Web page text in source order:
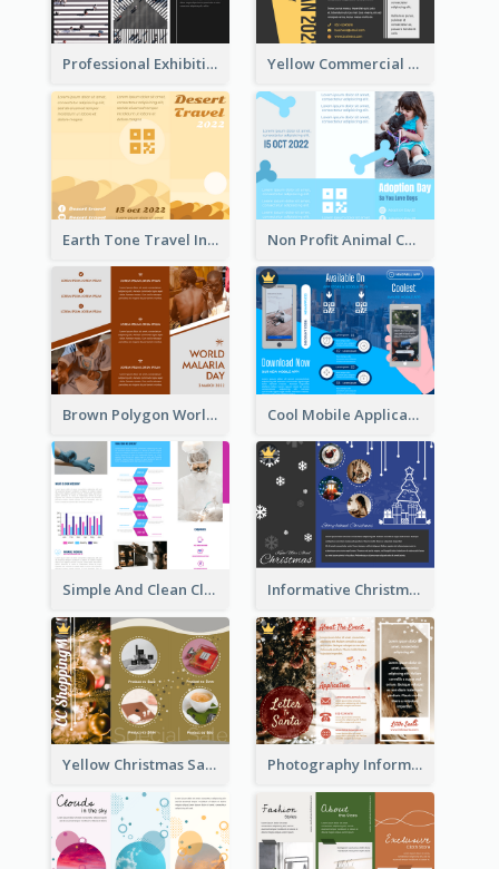
Professional Exhibition Event Tri Fold Brochure Yellow Commercial Event Program Tri Fold Brochure
Earth Tone Travel Informational Tri Fold Brochure Non Profit Animal Community Tri Fold Brochure
Brown Polygon World Malaria Day Brochure Cool Mobile Application Promotional Brochure Design
Simple And Clean Clinic Brochure Design Ideas Informative Christmas Brochure With Graphics And Photos
Yellow Christmas Sale Brochure With Images Of Products Photography Informative Christmas Event Brochure